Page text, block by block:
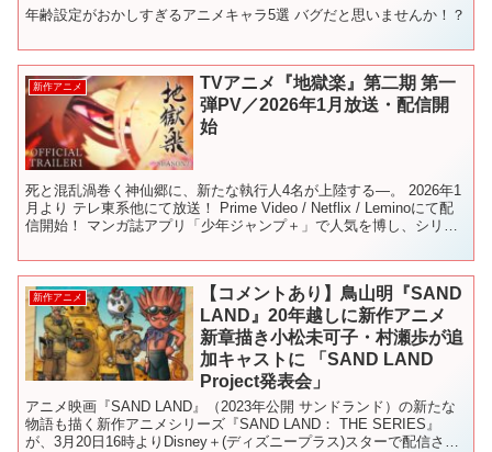
年齢設定がおかしすぎるアニメキャラ5選 バグだと思いませんか！？
新作アニメ
TVアニメ『地獄楽』第二期 第一
弾PV／2026年1月放送・配信開
始
死と混乱渦巻く神仙郷に、新たな執行人4名が上陸する―。 2026年1
月より テレ東系他にて放送！ Prime Video / Netflix / Leminoにて配
信開始！ マンガ誌アプリ「少年ジャンプ＋」で人気を博し、シリー
新作アニメ
【コメントあり】鳥山明『SAND
LAND』20年越しに新作アニメ
新章描き小松未可子・村瀬歩が追
加キャストに 「SAND LAND
Project発表会」
アニメ映画『SAND LAND』（2023年公開 サンドランド）の新たな
物語も描く新作アニメシリーズ『SAND LAND： THE SERIES』
が、3月20日16時よりDisney＋(ディズニープラス)スターで配信され